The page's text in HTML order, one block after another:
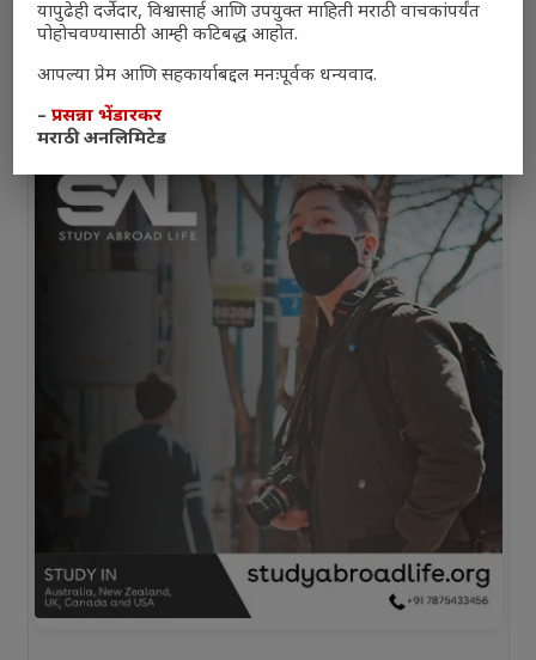
यापुढेही दर्जेदार, विश्वासार्ह आणि उपयुक्त माहिती मराठी वाचकांपर्यंत
पोहोचवण्यासाठी आम्ही कटिबद्ध आहोत.
आपल्या प्रेम आणि सहकार्याबद्दल मनःपूर्वक धन्यवाद.
–प्रसन्ना भेंडारकर
मराठी अनलिमिटेड